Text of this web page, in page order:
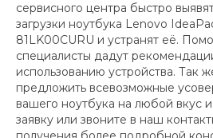
сервисного центра быстро
загрузки ноутбука Lenovo
81LK00CURU и устранят её.
специалисты дадут
использованию устройства. Так
предложить всевозможные
вашего ноутбука на любой вкус
заявку или звоните в наш